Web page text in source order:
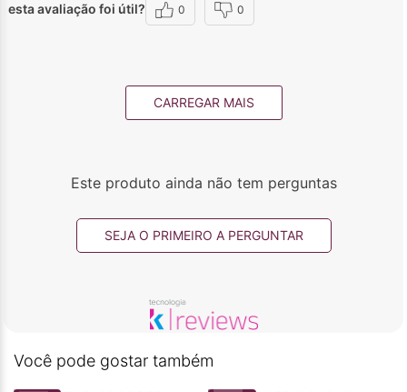
esta avaliação foi útil? 0 0
CARREGAR MAIS
Este produto ainda não tem perguntas
SEJA O PRIMEIRO A PERGUNTAR
Você pode gostar também